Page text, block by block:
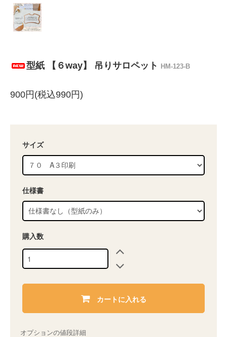
型紙 【６way】 吊りサロペット HM-123-B
900円(税込990円)
サイズ
仕様書
購入数
カートに入れる
オプションの値段詳細